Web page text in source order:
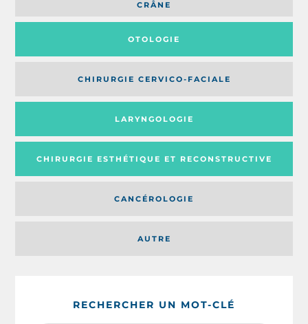
CRÂNE
OTOLOGIE
CHIRURGIE CERVICO-FACIALE
AUTRE
LARYNGOLOGIE
CHIRURGIE ESTHÉTIQUE ET RECONSTRUCTIVE
CANCÉROLOGIE
RECHERCHER UN MOT-CLÉ